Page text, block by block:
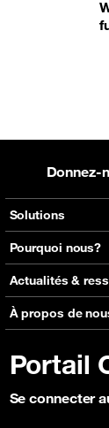
Solutions
Voix
Messagerie
Roaming
Solutions de
IP Transit
Sécurité et Anti-
Pourquoi nous?
Réseaux
Carte réseau
Découvrir Click
Témoignages
Actualités &
Consultez nos
Focus Magazine
À propos de
Portail
Se connecter
Donnez-